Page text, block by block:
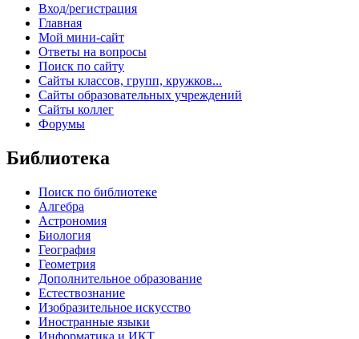
Вход/регистрация
Главная
Мой мини-сайт
Ответы на вопросы
Поиск по сайту
Сайты классов, групп, кружков...
Сайты образовательных учреждений
Сайты коллег
Форумы
Библиотека
Поиск по библиотеке
Алгебра
Астрономия
Биология
География
Геометрия
Дополнительное образование
Естествознание
Изобразительное искусство
Иностранные языки
Информатика и ИКТ